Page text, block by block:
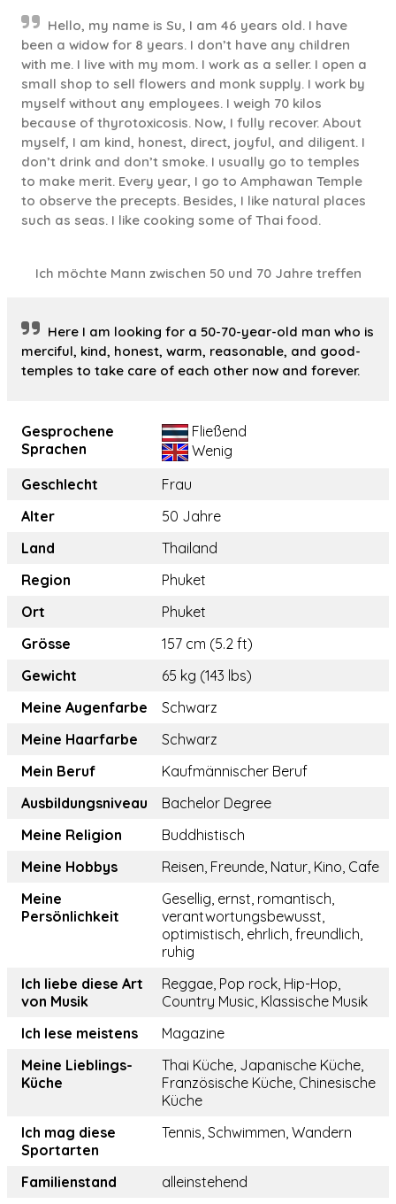
Hello, my name is Su, I am 46 years old. I have
been a widow for 8 years. I don’t have any children
with me. I live with my mom. I work as a seller. I open a
small shop to sell flowers and monk supply. I work by
myself without any employees. I weigh 70 kilos
because of thyrotoxicosis. Now, I fully recover. About
myself, I am kind, honest, direct, joyful, and diligent. I
don’t drink and don’t smoke. I usually go to temples
to make merit. Every year, I go to Amphawan Temple
to observe the precepts. Besides, I like natural places
such as seas. I like cooking some of Thai food.
Ich möchte Mann zwischen 50 und 70 Jahre treffen
Here I am looking for a 50-70-year-old man who is
merciful, kind, honest, warm, reasonable, and good-
temples to take care of each other now and forever.
Gesprochene
Sprachen
Fließend
Wenig
Geschlecht
Frau
Alter
50 Jahre
Land
Thailand
Region
Phuket
Ort
Phuket
Grösse
157 cm (5.2 ft)
Gewicht
65 kg (143 lbs)
Meine Augenfarbe
Schwarz
Meine Haarfarbe
Schwarz
Mein Beruf
Kaufmännischer Beruf
Ausbildungsniveau
Bachelor Degree
Meine Religion
Buddhistisch
Meine Hobbys
Reisen, Freunde, Natur, Kino, Cafe
Meine
Persönlichkeit
Gesellig, ernst, romantisch,
verantwortungsbewusst,
optimistisch, ehrlich, freundlich,
ruhig
Ich liebe diese Art
von Musik
Reggae, Pop rock, Hip-Hop,
Country Music, Klassische Musik
Ich lese meistens
Magazine
Meine Lieblings-
Küche
Thai Küche, Japanische Küche,
Französische Küche, Chinesische
Küche
Ich mag diese
Sportarten
Tennis, Schwimmen, Wandern
Familienstand
alleinstehend